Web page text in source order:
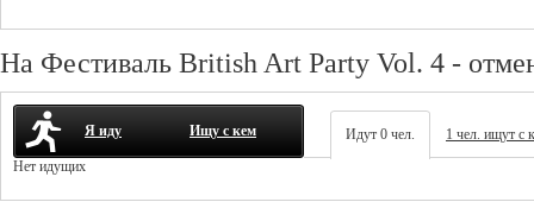
На Фестиваль British Art Party Vol. 4 -
Я иду Ищу с кем Идут 0 чел.
1 чел. ищут с
Нет идущих